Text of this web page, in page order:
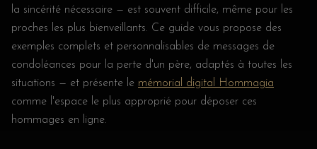
la sincérité nécessaire — est souvent difficile, même pour les
proches les plus bienveillants. Ce guide vous propose des
exemples complets et personnalisables de messages de
condoléances pour la perte d'un père, adaptés à toutes les
situations — et présente le mémorial digital Hommagia
comme l'espace le plus approprié pour déposer ces
hommages en ligne.